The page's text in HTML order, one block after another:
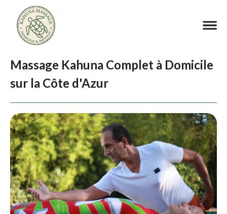
Massage Kahuna Complet à Domicile
sur la Côte d'Azur